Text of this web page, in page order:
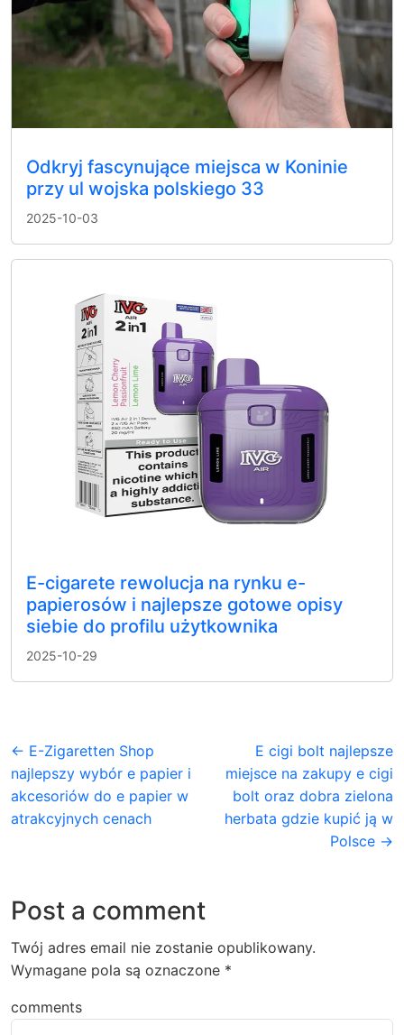
Odkryj fascynujące miejsca w Koninie
przy ul wojska polskiego 33
2025-10-03
E-cigarete rewolucja na rynku e-
papierosów i najlepsze gotowe opisy
siebie do profilu użytkownika
2025-10-29
← E-Zigaretten Shop
najlepszy wybór e papier i
akcesoriów do e papier w
atrakcyjnych cenach
E cigi bolt najlepsze
miejsce na zakupy e cigi
bolt oraz dobra zielona
herbata gdzie kupić ją w
Polsce →
Post a comment
Twój adres email nie zostanie opublikowany.
Wymagane pola są oznaczone *
comments